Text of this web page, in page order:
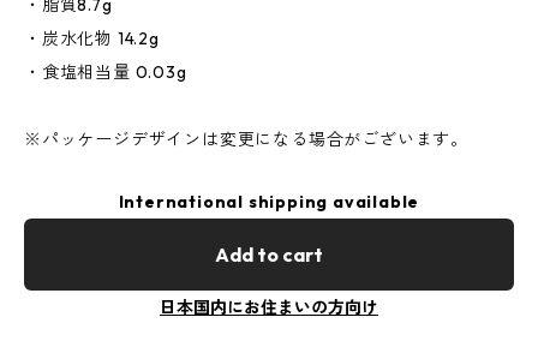
・脂質8.7g
・炭水化物 14.2g
・食塩相当量 0.03g
※パッケージデザインは変更になる場合がございます。
International shipping available
Add to cart
日本国内にお住まいの方向け